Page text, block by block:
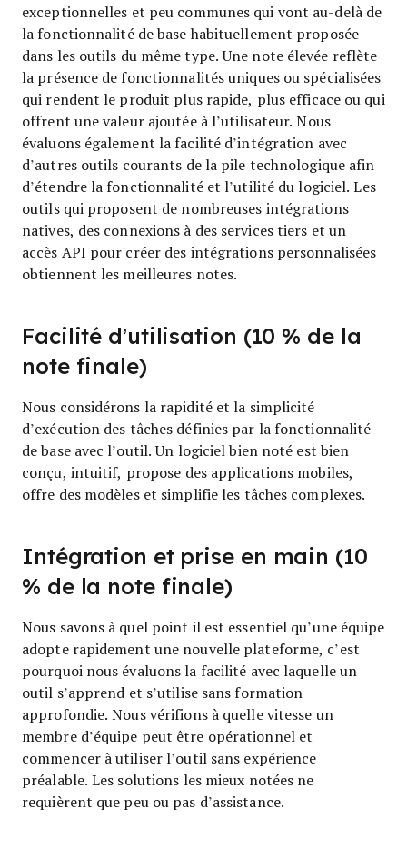
exceptionnelles et peu communes qui vont au-delà de
la fonctionnalité de base habituellement proposée
dans les outils du même type. Une note élevée reflète
la présence de fonctionnalités uniques ou spécialisées
qui rendent le produit plus rapide, plus efficace ou qui
offrent une valeur ajoutée à l’utilisateur. Nous
évaluons également la facilité d’intégration avec
d’autres outils courants de la pile technologique afin
d’étendre la fonctionnalité et l’utilité du logiciel. Les
outils qui proposent de nombreuses intégrations
natives, des connexions à des services tiers et un
accès API pour créer des intégrations personnalisées
obtiennent les meilleures notes.
Facilité d’utilisation (10 % de la
note finale)
Nous considérons la rapidité et la simplicité
d’exécution des tâches définies par la fonctionnalité
de base avec l’outil. Un logiciel bien noté est bien
conçu, intuitif, propose des applications mobiles,
offre des modèles et simplifie les tâches complexes.
Intégration et prise en main (10
% de la note finale)
Nous savons à quel point il est essentiel qu’une équipe
adopte rapidement une nouvelle plateforme, c’est
pourquoi nous évaluons la facilité avec laquelle un
outil s’apprend et s’utilise sans formation
approfondie. Nous vérifions à quelle vitesse un
membre d’équipe peut être opérationnel et
commencer à utiliser l’outil sans expérience
préalable. Les solutions les mieux notées ne
requièrent que peu ou pas d’assistance.